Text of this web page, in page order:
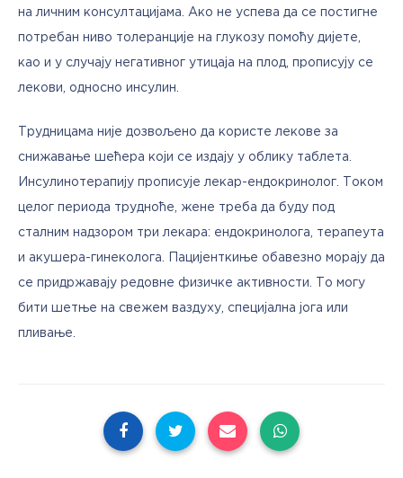
на личним консултацијама. Ако не успева да се постигне
потребан ниво толеранције на глукозу помоћу дијете,
као и у случају негативног утицаја на плод, прописују се
лекови, односно инсулин.
Трудницама није дозвољено да користе лекове за
снижавање шећера који се издају у облику таблета.
Инсулинотерапију прописује лекар-ендокринолог. Током
целог периода трудноће, жене треба да буду под
сталним надзором три лекара: ендокринолога, терапеута
и акушера-гинеколога. Пацијенткиње обавезно морају да
се придржавају редовне физичке активности. То могу
бити шетње на свежем ваздуху, специјална јога или
пливање.